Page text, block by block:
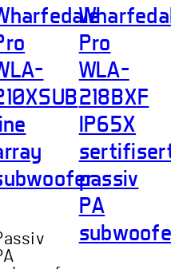
Pro
WLA-
218BXF
IP65X
passiv
PA